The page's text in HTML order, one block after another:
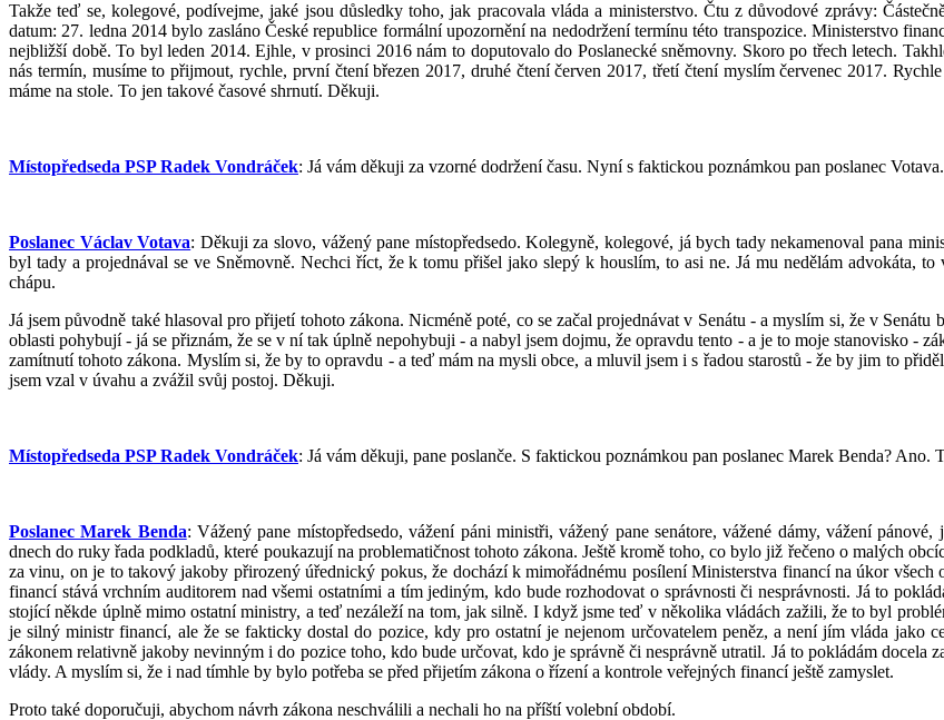
Takže teď se, kolegové, podívejme, jaké jsou důsledky toho, jak pracovala vláda a ministerstvo. Čtu z důvodové zprávy:
datum: 27. ledna 2014 bylo zasláno České republice formální upozornění na nedodržení termínu této transpozice. Ministerstvo
nejbližší době. To byl leden 2014. Ejhle, v prosinci 2016 nám to doputovalo do Poslanecké sněmovny. Skoro po třech letech.
nás termín, musíme to přijmout, rychle, první čtení březen 2017, druhé čtení červen 2017, třetí čtení myslím červenec 2017.
máme na stole. To jen takové časové shrnutí. Děkuji.
Místopředseda PSP Radek Vondráček: Já vám děkuji za vzorné dodržení času. Nyní s faktickou poznámkou pan poslanec
Poslanec Václav Votava: Děkuji za slovo, vážený pane místopředsedo. Kolegyně, kolegové, já bych tady nekamenoval pana
byl tady a projednával se ve Sněmovně. Nechci říct, že k tomu přišel jako slepý k houslím, to asi ne. Já mu nedělám advokáta,
chápu.
Já jsem původně také hlasoval pro přijetí tohoto zákona. Nicméně poté, co se začal projednávat v Senátu - a myslím si, že v
oblasti pohybují - já se přiznám, že se v ní tak úplně nepohybuji - a nabyl jsem dojmu, že opravdu tento - a je to moje stanovisko -
zamítnutí tohoto zákona. Myslím si, že by to opravdu - a teď mám na mysli obce, a mluvil jsem i s řadou starostů - že by jim to
jsem vzal v úvahu a zvážil svůj postoj. Děkuji.
Místopředseda PSP Radek Vondráček: Já vám děkuji, pane poslanče. S faktickou poznámkou pan poslanec Marek Benda?
Poslanec Marek Benda: Vážený pane místopředsedo, vážení páni ministři, vážený pane senátore, vážené dámy, vážení
dnech do ruky řada podkladů, které poukazují na problematičnost tohoto zákona. Ještě kromě toho, co bylo již řečeno o malých
za vinu, on je to takový jakoby přirozený úřednický pokus, že dochází k mimořádnému posílení Ministerstva financí na úkor
financí stává vrchním auditorem nad všemi ostatními a tím jediným, kdo bude rozhodovat o správnosti či nesprávnosti. Já to
stojící někde úplně mimo ostatní ministry, a teď nezáleží na tom, jak silně. I když jsme teď v několika vládách zažili, že to byl
je silný ministr financí, ale že se fakticky dostal do pozice, kdy pro ostatní je nejenom určovatelem peněz, a není jím vláda jako
zákonem relativně jakoby nevinným i do pozice toho, kdo bude určovat, kdo je správně či nesprávně utratil. Já to pokládám docela
vlády. A myslím si, že i nad tímhle by bylo potřeba se před přijetím zákona o řízení a kontrole veřejných financí ještě zamyslet.
Proto také doporučuji, abychom návrh zákona neschválili a nechali ho na příští volební období.